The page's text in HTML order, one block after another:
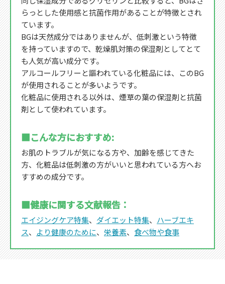
らっとした使用感と抗菌作用があることが特徴とされ
ています。
BGは天然成分ではありませんが、低刺激という特徴
を持っていますので、乾燥肌対策の保湿剤としてとて
も人気が高い成分です。
アルコールフリーと謳われている化粧品には、このBG
が使用されることが多いようです。
化粧品に使用される以外は、煙草の葉の保湿剤と抗菌
剤として使われています。
■こんな方におすすめ:
お肌のトラブルが気になる方や、加齢を感じてきた
方、化粧品は低刺激の方がいいと思われている方へお
すすめの成分です。
■健康に関する文献報告：
エイジングケア特集、 ダイエット特集、 ハーブエキ
ス、 より健康のために、 栄養素、 食べ物や食事